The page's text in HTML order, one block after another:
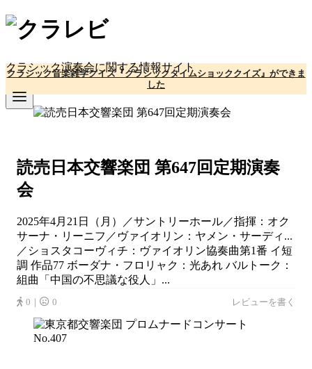
コ
ン
ツ
へ
移
クラシック演奏会に関する情報サイト
クラシック音楽雑学クイズ『クラシックタイムショッククイズ』ができま
した
読売日本交響楽団 第647回定期演奏
会
2025年4月21日（月）／サントリーホール／指揮：オク
サーナ・リーニフ／ヴァイオリン：ヤメン・サーディ...
／ショスタコーヴィチ：ヴァイオリン協奏曲第1番 イ短
調 作品77 ボーダナ・フロリャク：光あれ バルトーク：
組曲「中国の不思議な役人」...
0｜ 0 レビューを書く